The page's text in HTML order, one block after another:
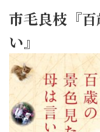
市毛良枝『
い』